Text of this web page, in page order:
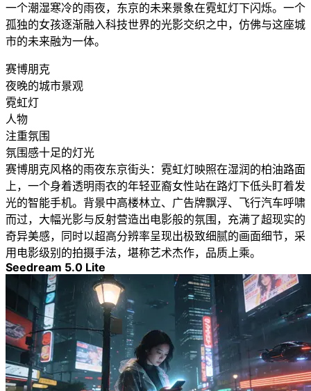
一个潮湿寒冷的雨夜，东京的未来景象在霓虹灯下闪烁。一个
孤独的女孩逐渐融入科技世界的光影交织之中，仿佛与这座城
市的未来融为一体。
赛博朋克
夜晚的城市景观
霓虹灯
人物
注重氛围
氛围感十足的灯光
赛博朋克风格的雨夜东京街头：霓虹灯映照在湿润的柏油路面
上，一个身着透明雨衣的年轻亚裔女性站在路灯下低头盯着发
光的智能手机。背景中高楼林立、广告牌飘浮、飞行汽车呼啸
而过，大幅光影与反射营造出电影般的氛围，充满了超现实的
奇异美感，同时以超高分辨率呈现出极致细腻的画面细节，采
用电影级别的拍摄手法，堪称艺术杰作，品质上乘。
Seedream 5.0 Lite